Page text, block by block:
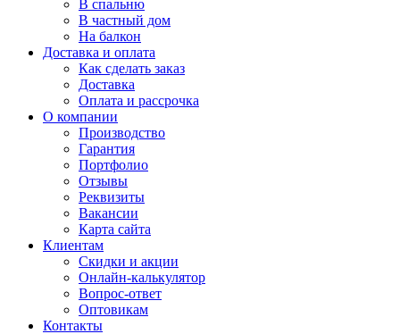
В спальню
В частный дом
На балкон
Доставка и оплата
Как сделать заказ
Доставка
Оплата и рассрочка
О компании
Производство
Гарантия
Портфолио
Отзывы
Реквизиты
Вакансии
Карта сайта
Клиентам
Скидки и акции
Онлайн-калькулятор
Вопрос-ответ
Оптовикам
Контакты